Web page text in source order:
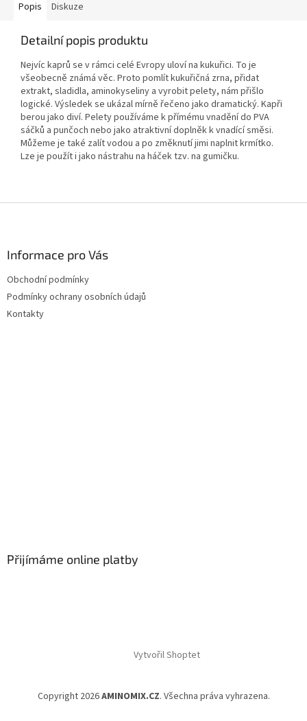
Popis Diskuze
Detailní popis produktu
Nejvíc kaprů se v rámci celé Evropy uloví na kukuřici. To je
všeobecně známá věc. Proto pomlít kukuřičná zrna, přidat
extrakt, sladidla, aminokyseliny a vyrobit pelety, nám přišlo
logické. Výsledek se ukázal mírně řečeno jako dramatický. Kapři
berou jako diví. Pelety používáme k přímému vnadění do PVA
sáčků a punčoch nebo jako atraktivní doplněk k vnadící směsi.
Můžeme je také zalít vodou a po změknutí jimi naplnit krmítko.
Lze je použít i jako nástrahu na háček tzv. na gumičku.
Informace pro Vás
Obchodní podmínky
Podmínky ochrany osobních údajů
Kontakty
Přijímáme online platby
Vytvořil Shoptet
Copyright 2026AMINOMIX.CZ. Všechna práva vyhrazena.